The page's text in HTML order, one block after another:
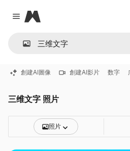
Close menu
Magnific
創建AI圖像 創建AI影片 数字
三维文字 照片
照片